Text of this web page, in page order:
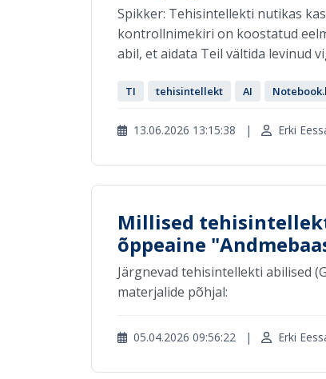
Spikker: Tehisintellekti nutikas
kontrollnimekiri on koostatud
abil, et aidata Teil vältida levinud
TI tehisintellekt AI
13.06.2026 13:15:38 | Erki
Millised
õppeaine
Järgnevad tehisintellekti abilised
materjalide põhjal:
05.04.2026 09:56:22 | Erki